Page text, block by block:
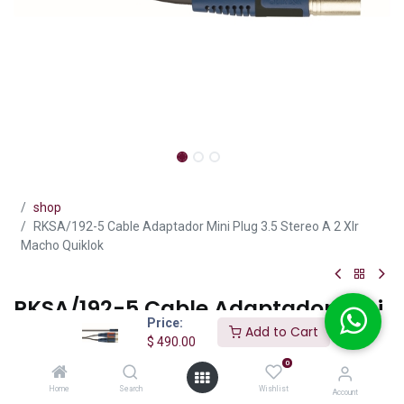
Price:
$ 490.00
Add to Cart
Home Search
0
Wishlist Account
shop
RKSA/192-5 Cable Adaptador Mini Plug 3.5 Stereo A 2 Xlr
Macho Quiklok
RKSA/192-5 Cable Adaptador Mini
Plug 3.5 Stereo A 2 Xlr Macho
Quiklok
(0 reseña)